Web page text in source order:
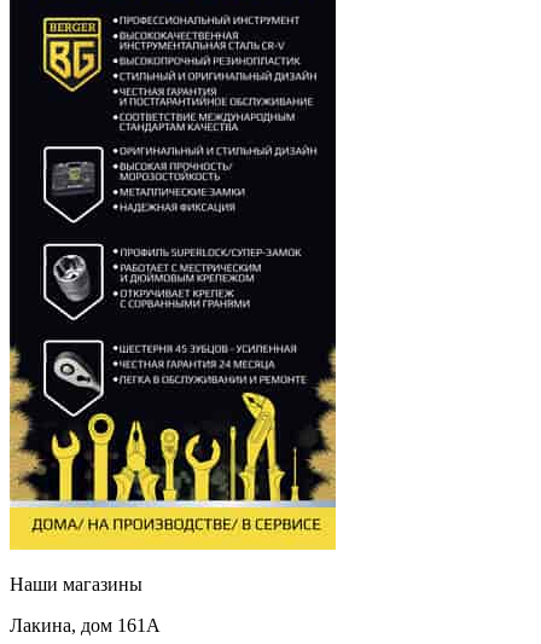
Наши магазины
Лакина, дом 161А